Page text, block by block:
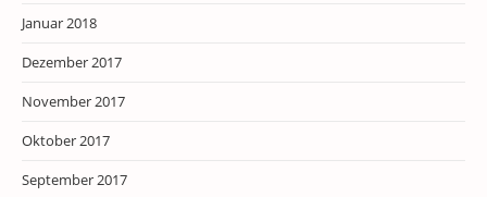
Januar 2018
Dezember 2017
November 2017
Oktober 2017
September 2017